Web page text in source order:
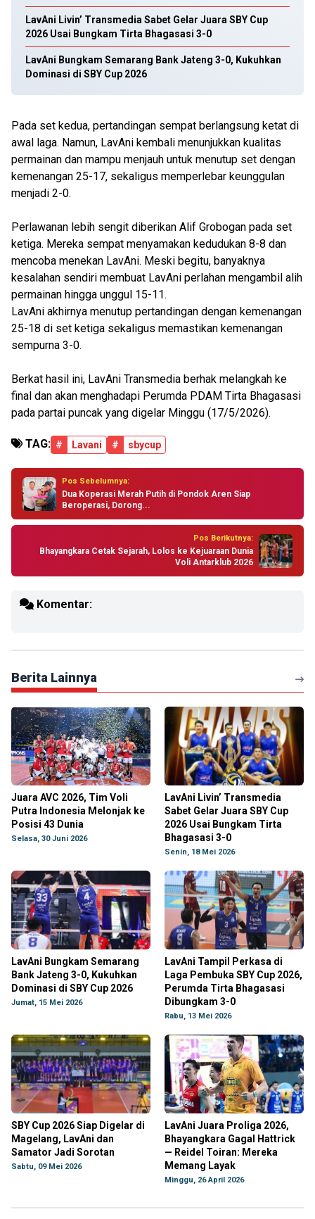
LavAni Livin’ Transmedia Sabet Gelar Juara SBY Cup
2026 Usai Bungkam Tirta Bhagasasi 3-0
LavAni Bungkam Semarang Bank Jateng 3-0, Kukuhkan
Dominasi di SBY Cup 2026
Pada set kedua, pertandingan sempat berlangsung ketat di
awal laga. Namun, LavAni kembali menunjukkan kualitas
permainan dan mampu menjauh untuk menutup set dengan
kemenangan 25-17, sekaligus memperlebar keunggulan
menjadi 2-0.
Perlawanan lebih sengit diberikan Alif Grobogan pada set
ketiga. Mereka sempat menyamakan kedudukan 8-8 dan
mencoba menekan LavAni. Meski begitu, banyaknya
kesalahan sendiri membuat LavAni perlahan mengambil alih
permainan hingga unggul 15-11.
LavAni akhirnya menutup pertandingan dengan kemenangan
25-18 di set ketiga sekaligus memastikan kemenangan
sempurna 3-0.
Berkat hasil ini, LavAni Transmedia berhak melangkah ke
final dan akan menghadapi Perumda PDAM Tirta Bhagasasi
pada partai puncak yang digelar Minggu (17/5/2026).
TAG: # Lavani # sbycup
Pos Sebelumnya:
Dua Koperasi Merah Putih di Pondok Aren Siap
Beroperasi, Dorong...
Pos Berikutnya:
Bhayangkara Cetak Sejarah, Lolos ke Kejuaraan Dunia
Voli Antarklub 2026
Komentar:
Berita Lainnya
Juara AVC 2026, Tim Voli
Putra Indonesia Melonjak ke
Posisi 43 Dunia
Selasa, 30 Juni 2026
LavAni Livin’ Transmedia
Sabet Gelar Juara SBY Cup
2026 Usai Bungkam Tirta
Bhagasasi 3-0
Senin, 18 Mei 2026
LavAni Bungkam Semarang
Bank Jateng 3-0, Kukuhkan
Dominasi di SBY Cup 2026
Jumat, 15 Mei 2026
LavAni Tampil Perkasa di
Laga Pembuka SBY Cup 2026,
Perumda Tirta Bhagasasi
Dibungkam 3-0
Rabu, 13 Mei 2026
SBY Cup 2026 Siap Digelar di
Magelang, LavAni dan
Samator Jadi Sorotan
Sabtu, 09 Mei 2026
LavAni Juara Proliga 2026,
Bhayangkara Gagal Hattrick
— Reidel Toiran: Mereka
Memang Layak
Minggu, 26 April 2026